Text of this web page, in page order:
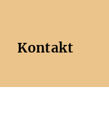
Kontakt